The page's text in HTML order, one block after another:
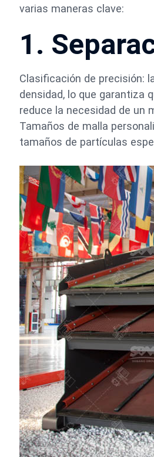
varias maneras clave:
1.
Clasificación de precisión:
densidad, lo que garantiza
reduce la necesidad de un
Tamaños de malla
tamaños de partículas